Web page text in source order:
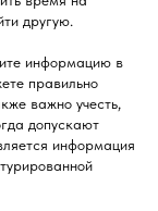
другую.
информацию в
правильно
важно учесть,
допускают
информация